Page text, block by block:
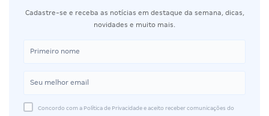
Cadastre-se e receba as notícias em destaque da semana, dicas,
novidades e muito mais.
Concordo com a Política de Privacidade e aceito receber comunicações do